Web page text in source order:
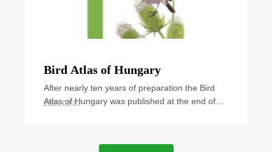
Bird Atlas of Hungary
After nearly ten years of preparation the Bird
Atlas of Hungary was published at the end of
2023.08.07